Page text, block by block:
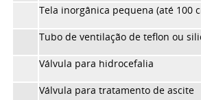
Tela inorgânica pequena (até 100
Tubo de ventilação de teflon ou
Válvula para hidrocefalia
Válvula para tratamento de ascite